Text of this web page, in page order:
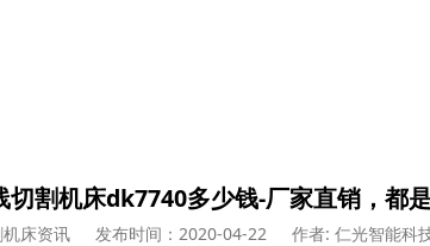
切割机床dk7740多少钱-厂家直销，都
床资讯 发布时间：2020-04-22 作者: 仁光智能科